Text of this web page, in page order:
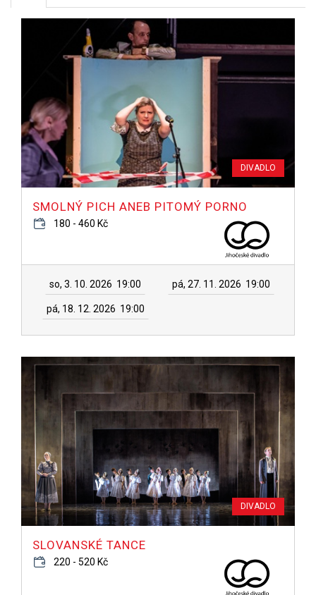
DIVADLO
SMOLNÝ PICH ANEB PITOMÝ PORNO
180 - 460 Kč
so, 3. 10. 2026 19:00 pá, 27. 11. 2026 19:00
pá, 18. 12. 2026 19:00
DIVADLO
SLOVANSKÉ TANCE
220 - 520 Kč